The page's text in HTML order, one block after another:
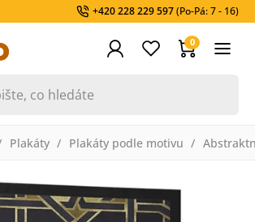
+420 228 229 597(Po-Pá: 7 - 16)
0
Plakáty Plakáty podle motivu